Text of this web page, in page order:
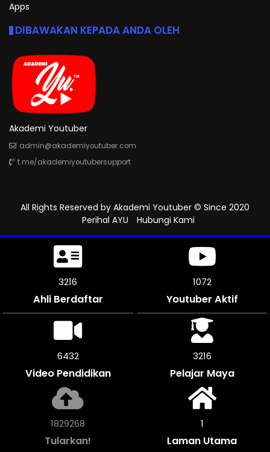
Apps
DIBAWAKAN KEPADA ANDA OLEH
Akademi Youtuber
admin@akademiyoutuber.com
t.me/akademiyoutubersupport
All Rights Reserved by Akademi Youtuber © Since 2020
Perihal AYU
Hubungi Kami
3591
Ahli Berdaftar
1197
Youtuber Aktif
7182
Video Pendidikan
3591
Pelajar Maya
2042768
Tularkan!
1
Laman Utama